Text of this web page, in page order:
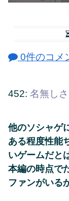
0件のコメ
452: 名無し
他のソシャゲ
ある程度性能
いゲームだと
本編の時点で
ファンがいる